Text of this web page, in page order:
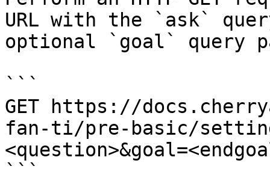
URL with the `ask`
optional `goal` query
```
GET https://
fan-ti/pre-basic/
```